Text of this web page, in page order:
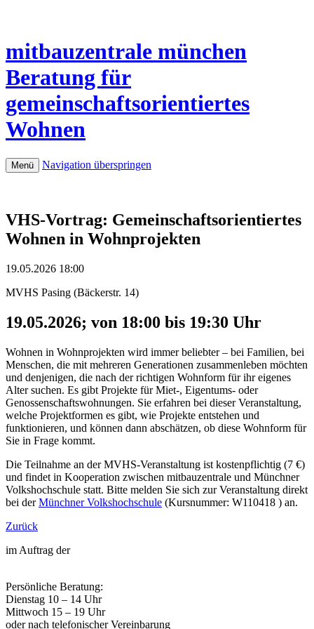
mitbauzentrale münchen
Beratung für
gemeinschaftsorientiertes
Wohnen
Menü Navigation überspringen
VHS-Vortrag: Gemeinschaftsorientiertes
Wohnen in Wohnprojekten
19.05.2026 18:00
MVHS Pasing (Bäckerstr. 14)
19.05.2026; von 18:00 bis 19:30 Uhr
Wohnen in Wohnprojekten wird immer beliebter – bei Familien, bei
Menschen, die mit mehreren Generationen zusammenleben möchten
und denjenigen, die nach der richtigen Wohnform für ihr eigenes
Alter suchen. Es gibt Projekte für Miet-, Eigentums- oder
Genossenschaftswohnungen. Sie erfahren bei dieser Veranstaltung,
welche Projektformen es gibt, wie Projekte entstehen und
funktionieren, und können dann abschätzen, ob diese Wohnform für
Sie in Frage kommt.
Die Teilnahme an der MVHS-Veranstaltung ist kostenpflichtig (7 €)
und findet in Kooperation zwischen mitbauzentrale und Münchner
Volkshochschule statt. Bitte melden Sie sich zur Veranstaltung direkt
bei derMünchner Volkshochschule (Kursnummer: W110418 ) an.
Zurück
im Auftrag der
Persönliche Beratung:
Dienstag 10 – 14 Uhr
Mittwoch 15 – 19 Uhr
oder nach telefonischer Vereinbarung